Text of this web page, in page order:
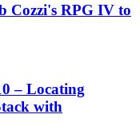
Cozzi's RPG IV to
– Locating
with